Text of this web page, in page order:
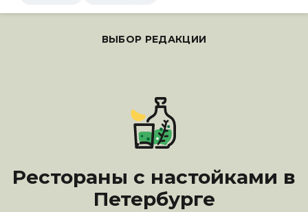
ВЫБОР РЕДАКЦИИ
Рестораны с настойками в
Петербурге